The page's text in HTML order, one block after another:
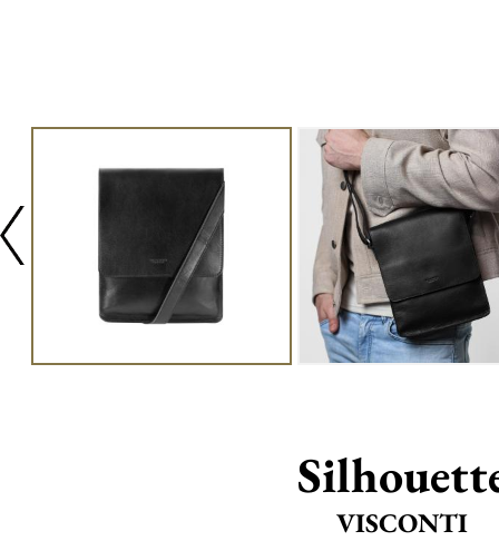
VISCONTI